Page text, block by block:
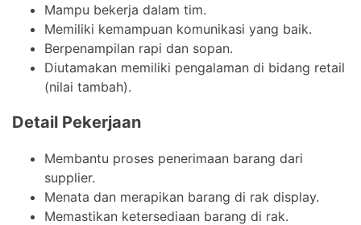
Mampu bekerja dalam tim.
Memiliki kemampuan komunikasi yang baik.
Berpenampilan rapi dan sopan.
Diutamakan memiliki pengalaman di bidang retail
(nilai tambah).
Detail Pekerjaan
Membantu proses penerimaan barang dari
supplier.
Menata dan merapikan barang di rak display.
Memastikan ketersediaan barang di rak.